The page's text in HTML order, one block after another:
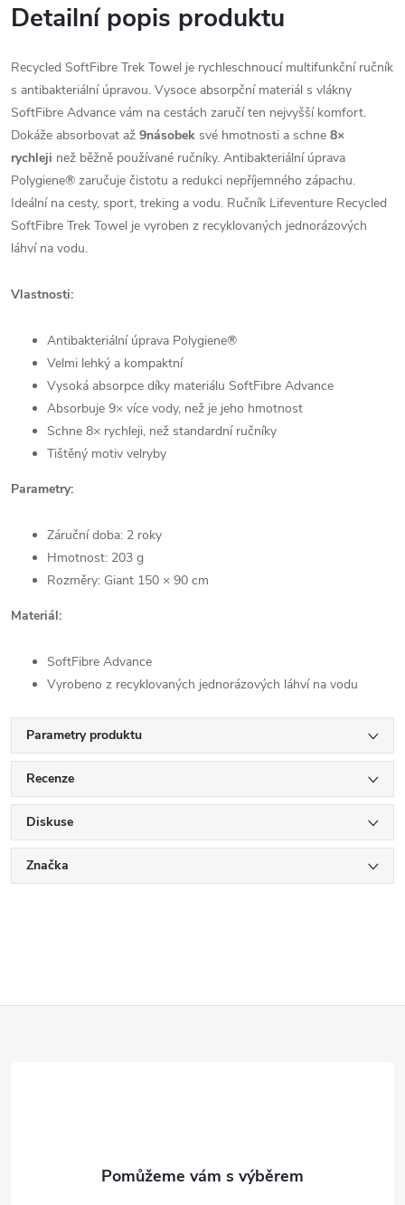
Detailní popis produktu
Recycled SoftFibre Trek Towel je rychleschnoucí multifunkční ručník
s antibakteriální úpravou. Vysoce absorpční materiál s vlákny
SoftFibre Advance vám na cestách zaručí ten nejvyšší komfort.
Dokáže absorbovat až 9násobek své hmotnosti a schne 8×
rychleji než běžně používané ručníky. Antibakteriální úprava
Polygiene® zaručuje čistotu a redukci nepříjemného zápachu.
Ideální na cesty, sport, treking a vodu. Ručník Lifeventure Recycled
SoftFibre Trek Towel je vyroben z recyklovaných jednorázových
láhví na vodu.
Vlastnosti:
Antibakteriální úprava Polygiene®
Velmi lehký a kompaktní
Vysoká absorpce díky materiálu SoftFibre Advance
Absorbuje 9× více vody, než je jeho hmotnost
Schne 8× rychleji, než standardní ručníky
Tištěný motiv velryby
Parametry:
Záruční doba: 2 roky
Hmotnost: 203 g
Rozměry: Giant 150 × 90 cm
Materiál:
SoftFibre Advance
Vyrobeno z recyklovaných jednorázových láhví na vodu
Parametry produktu
Recenze
Diskuse
Značka